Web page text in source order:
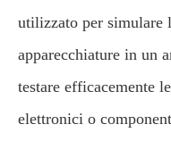
utilizzato per simulare
apparecchiature in un
testare efficacemente
elettronici o